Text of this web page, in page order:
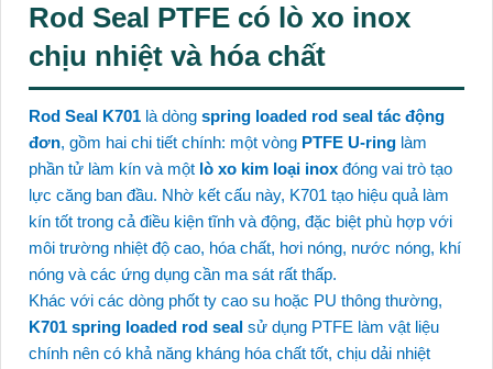
Rod Seal PTFE có lò xo inox
chịu nhiệt và hóa chất
Rod Seal K701 là dòng spring loaded rod seal tác động
đơn, gồm hai chi tiết chính: một vòng PTFE U-ring làm
phần tử làm kín và một lò xo kim loại inox đóng vai trò tạo
lực căng ban đầu. Nhờ kết cấu này, K701 tạo hiệu quả làm
kín tốt trong cả điều kiện tĩnh và động, đặc biệt phù hợp với
môi trường nhiệt độ cao, hóa chất, hơi nóng, nước nóng, khí
nóng và các ứng dụng cần ma sát rất thấp.
Khác với các dòng phốt ty cao su hoặc PU thông thường,
K701 spring loaded rod seal sử dụng PTFE làm vật liệu
chính nên có khả năng kháng hóa chất tốt, chịu dải nhiệt